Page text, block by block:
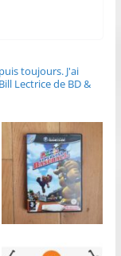
toujours.J'ai
Lectrice de BD &